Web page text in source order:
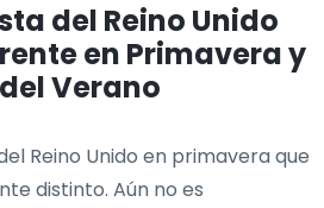
del Reino Unido
en Primavera y
Verano
Reino Unido en primavera que
distinto. Aún no es